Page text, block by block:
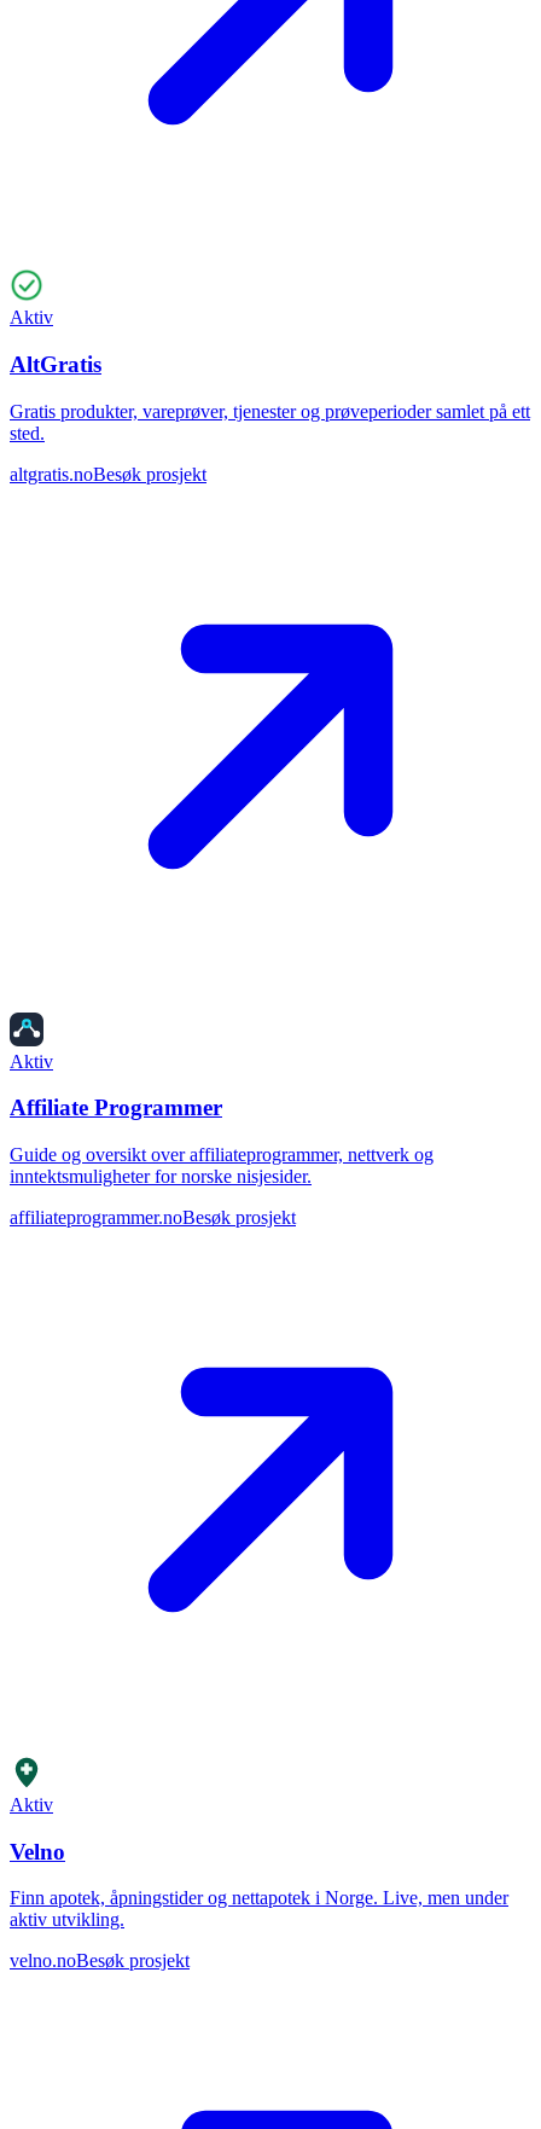
Aktiv
AltGratis
Gratis produkter, vareprøver, tjenester og prøveperioder samlet på ett
sted.
altgratis.noBesøk prosjekt
Aktiv
Affiliate Programmer
Guide og oversikt over affiliateprogrammer, nettverk og
inntektsmuligheter for norske nisjesider.
affiliateprogrammer.noBesøk prosjekt
Aktiv
Velno
Finn apotek, åpningstider og nettapotek i Norge. Live, men under
aktiv utvikling.
velno.noBesøk prosjekt